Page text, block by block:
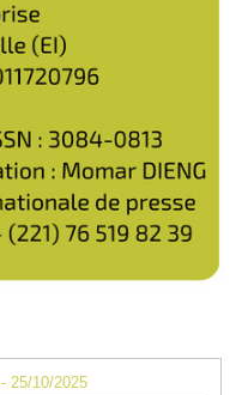
- 25/10/2025